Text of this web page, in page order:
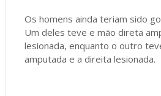
Os homens ainda teriam sido
Um deles teve e mão direta
lesionada, enquanto o outro
amputada e a direita lesionada.